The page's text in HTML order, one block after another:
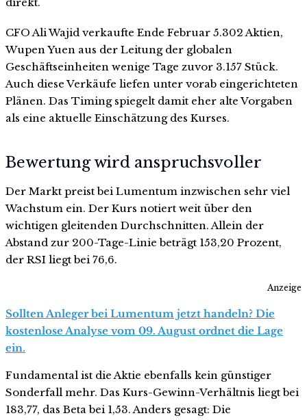
CFO Ali Wajid verkaufte Ende Februar 5.302 Aktien,
Wupen Yuen aus der Leitung der globalen
Geschäftseinheiten wenige Tage zuvor 3.157 Stück.
Auch diese Verkäufe liefen unter vorab eingerichteten
Plänen. Das Timing spiegelt damit eher alte Vorgaben
als eine aktuelle Einschätzung des Kurses.
Bewertung wird anspruchsvoller
Der Markt preist bei Lumentum inzwischen sehr viel
Wachstum ein. Der Kurs notiert weit über den
wichtigen gleitenden Durchschnitten. Allein der
Abstand zur 200-Tage-Linie beträgt 153,20 Prozent,
der RSI liegt bei 76,6.
Anzeige
Sollten Anleger bei Lumentum jetzt handeln? Die
kostenlose Analyse vom 09. August ordnet die Lage
ein.
Fundamental ist die Aktie ebenfalls kein günstiger
Sonderfall mehr. Das Kurs-Gewinn-Verhältnis liegt bei
183,77, das Beta bei 1,53. Anders gesagt: Die